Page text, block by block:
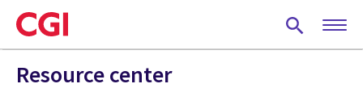
Skip
to
main
content
Resource center